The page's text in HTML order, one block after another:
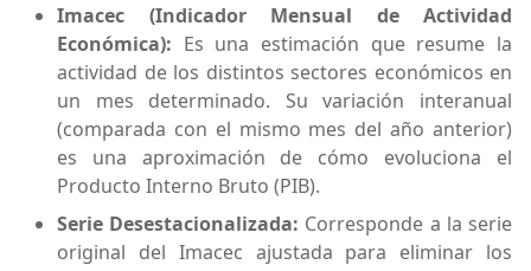
Imacec (Indicador Mensual de Actividad
Económica): Es una estimación que resume la
actividad de los distintos sectores económicos en
un mes determinado. Su variación interanual
(comparada con el mismo mes del año anterior)
es una aproximación de cómo evoluciona el
Producto Interno Bruto (PIB).
Serie Desestacionalizada: Corresponde a la serie
original del Imacec ajustada para eliminar los